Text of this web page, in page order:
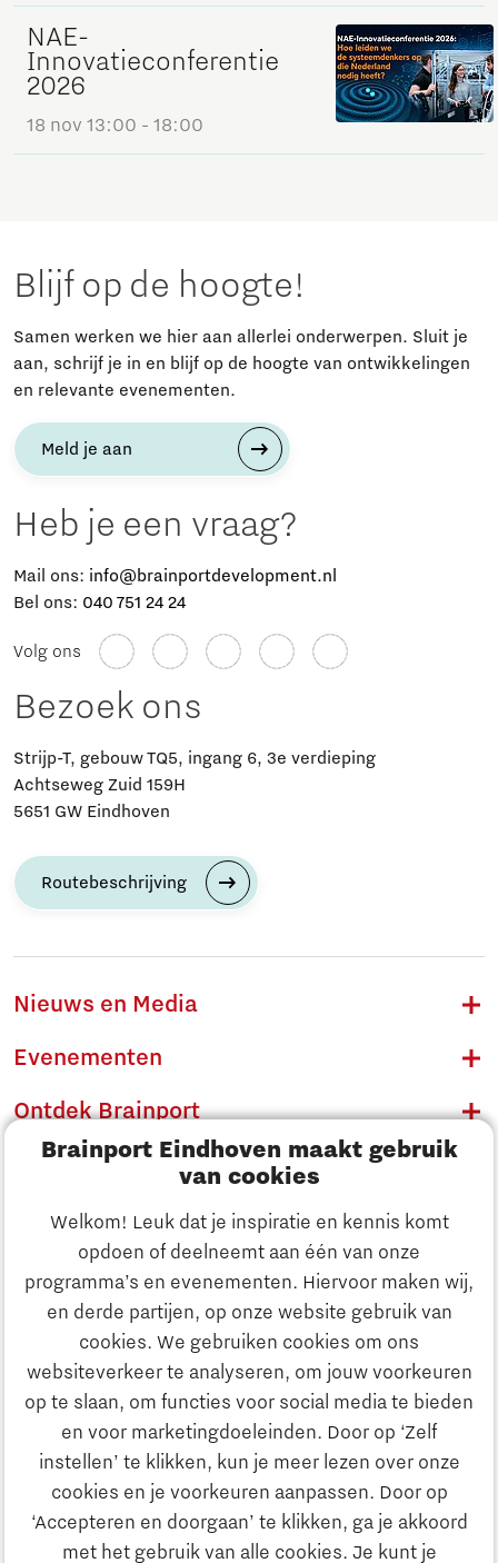
Brainport Eindhoven maakt gebruik
van cookies
Welkom! Leuk dat je inspiratie en kennis komt
opdoen of deelneemt aan één van onze
programma’s en evenementen. Hiervoor maken wij,
en derde partijen, op onze website gebruik van
cookies. We gebruiken cookies om ons
websiteverkeer te analyseren, om jouw voorkeuren
op te slaan, om functies voor social media te bieden
en voor marketingdoeleinden. Door op ‘Zelf
instellen’ te klikken, kun je meer lezen over onze
cookies en je voorkeuren aanpassen. Door op
‘Accepteren en doorgaan’ te klikken, ga je akkoord
met het gebruik van alle cookies. Je kunt je
Ontdek Brainport
Innovatie
Ondernemen
Onderwijs
NAE-
Innovatieconferentie
2026
18 nov 13:00 - 18:00
Blijf op de hoogte!
Samen werken we hier aan allerlei onderwerpen. Sluit je
aan, schrijf je in en blijf op de hoogte van ontwikkelingen
en relevante evenementen.
Meld je aan
Heb je een vraag?
Mail ons: info@brainportdevelopment.nl
Bel ons: 040 751 24 24
Volg ons
Bezoek ons
Strijp-T, gebouw TQ5, ingang 6, 3e verdieping
Achtseweg Zuid 159H
5651 GW Eindhoven
Routebeschrijving
Nieuws en Media
Evenementen
Ontdek Brainport
Innovatie
Ondernemen
Onderwijs
Maatschappelijk
Strategie & Organisatie
Zoeken
Contact
Naar internationale website